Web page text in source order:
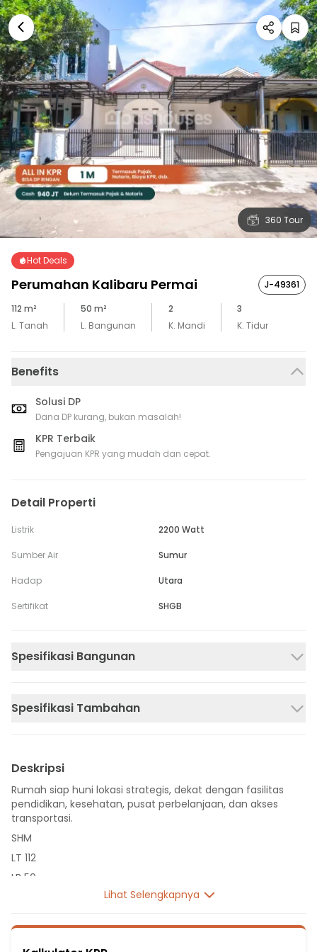
360 Tour
Hot Deals
Perumahan Kalibaru Permai
J-49361
112 m²
L. Tanah
50 m²
L. Bangunan
2
K. Mandi
3
K. Tidur
Benefits
Solusi DP
Dana DP kurang, bukan masalah!
KPR Terbaik
Pengajuan KPR yang mudah dan cepat.
Detail Properti
Listrik 2200 Watt
Sumber Air Sumur
Hadap Utara
Sertifikat SHGB
Spesifikasi Bangunan
Spesifikasi Tambahan
Deskripsi
Rumah siap huni lokasi strategis, dekat dengan fasilitas
pendidikan, kesehatan, pusat perbelanjaan, dan akses
transportasi.
SHM
LT 112
LB 50
Lihat Selengkapnya